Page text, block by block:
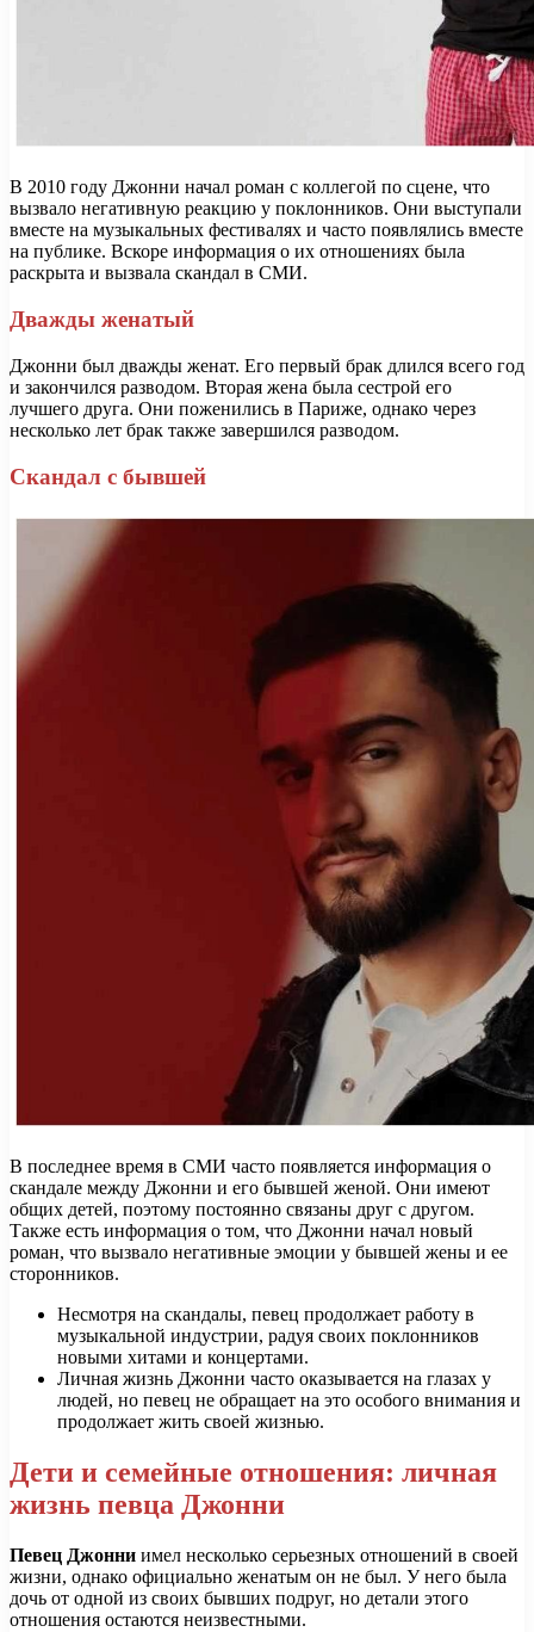
В 2010 году Джонни начал роман с коллегой по сцене, что
вызвало негативную реакцию у поклонников. Они выступали
вместе на музыкальных фестивалях и часто появлялись вместе
на публике. Вскоре информация о их отношениях была
раскрыта и вызвала скандал в СМИ.
Дважды женатый
Джонни был дважды женат. Его первый брак длился всего год
и закончился разводом. Вторая жена была сестрой его
лучшего друга. Они поженились в Париже, однако через
несколько лет брак также завершился разводом.
Скандал с бывшей
В последнее время в СМИ часто появляется информация о
скандале между Джонни и его бывшей женой. Они имеют
общих детей, поэтому постоянно связаны друг с другом.
Также есть информация о том, что Джонни начал новый
роман, что вызвало негативные эмоции у бывшей жены и ее
сторонников.
Несмотря на скандалы, певец продолжает работу в
музыкальной индустрии, радуя своих поклонников
новыми хитами и концертами.
Личная жизнь Джонни часто оказывается на глазах у
людей, но певец не обращает на это особого внимания и
продолжает жить своей жизнью.
Дети и семейные отношения: личная
жизнь певца Джонни
Певец Джонни имел несколько серьезных отношений в своей
жизни, однако официально женатым он не был. У него была
дочь от одной из своих бывших подруг, но детали этого
отношения остаются неизвестными.